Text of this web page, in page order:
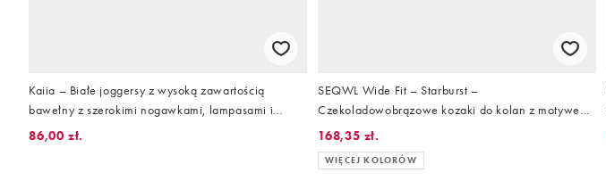
Kaiia – Białe joggersy z wysoką zawartością
bawełny z szerokimi nogawkami, lampasami i
haftowanym logo, część zestawu
86,00 zł.
SEQWL Wide Fit – Starburst –
Czekoladowobrązowe kozaki do kolan z motywem
skóry krokodyla
168,35 zł.
WIĘCEJ KOLORÓW